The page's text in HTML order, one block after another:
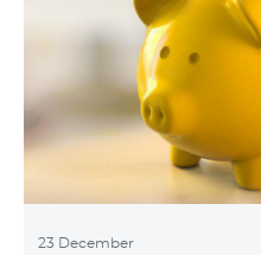
23 December